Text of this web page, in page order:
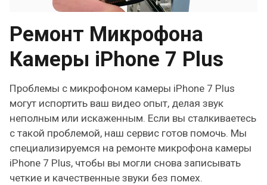
Ремонт Микрофона
Камеры iPhone 7 Plus
Проблемы с микрофоном камеры iPhone 7 Plus
могут испортить ваш видео опыт, делая звук
неполным или искаженным. Если вы сталкиваетесь
с такой проблемой, наш сервис готов помочь. Мы
специализируемся на ремонте микрофона камеры
iPhone 7 Plus, чтобы вы могли снова записывать
четкие и качественные звуки без помех.